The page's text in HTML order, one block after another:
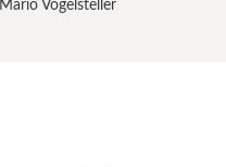
Mario Vogelsteller